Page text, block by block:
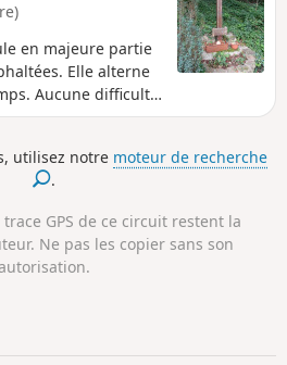
en majeure partie
Elle alterne
Aucune difficulté
bonne côte en
utilisez notre moteur de recherche
.
GPS de ce circuit restent la
Ne pas les copier sans son